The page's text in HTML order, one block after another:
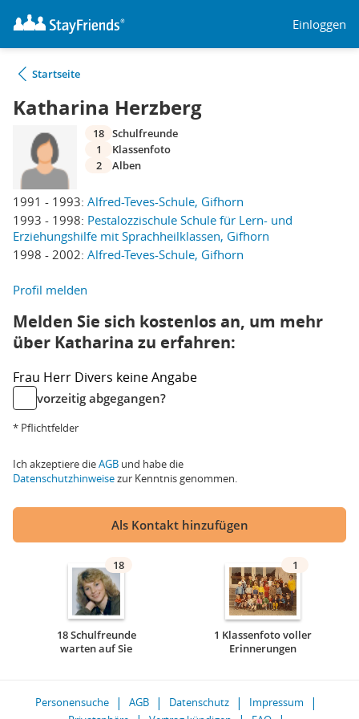
Einloggen
Startseite
Katharina Herzberg
1991 - 1993: Alfred-Teves-Schule, Gifhorn
1993 - 1998: Pestalozzischule Schule für Lern- und
Erziehungshilfe mit Sprachheilklassen, Gifhorn
1998 - 2002: Alfred-Teves-Schule, Gifhorn
18 Schulfreunde
1
Klassenfoto
2
Alben
Profil melden
Melden Sie sich kostenlos an, um mehr
über Katharina zu erfahren:
Frau Herr Divers keine Angabe
vorzeitig abgegangen?
* Pflichtfelder
Ich akzeptiere dieAGB und habe die
Datenschutzhinweisezur Kenntnis genommen.
Als Kontakt hinzufügen
18
18 Schulfreunde
warten auf Sie
1
1 Klassenfoto voller
Erinnerungen
Personensuche AGB Datenschutz
Impressum